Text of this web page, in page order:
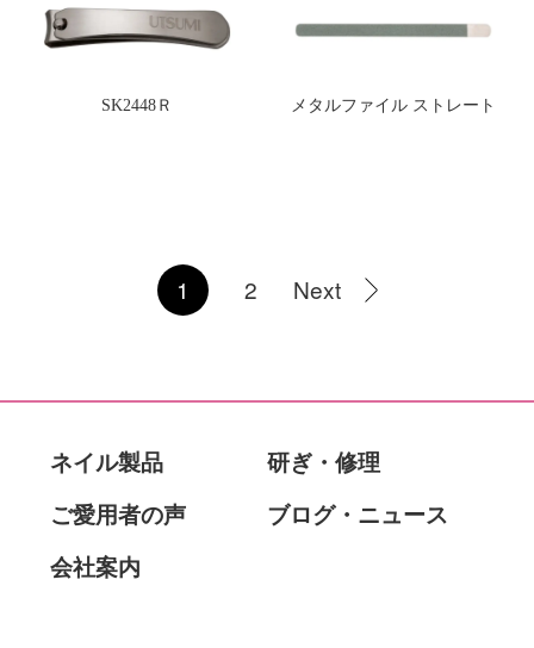
SK2448Ｒ メタルファイル ストレート
1 2 Next
ネイル製品 研ぎ・修理
ご愛用者の声 ブログ・ニュース
会社案内